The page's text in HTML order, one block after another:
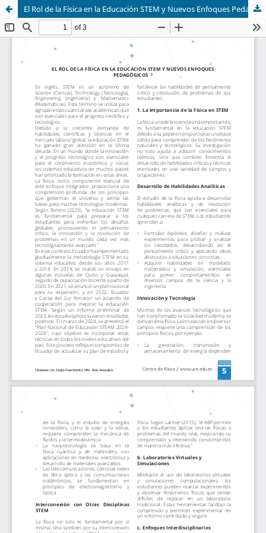
El Rol de la Física en la Educación STEM y Nuevos Enfoques Pedagógicos